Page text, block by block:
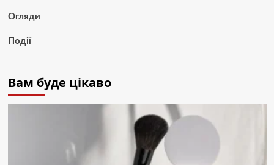
Огляди
Події
Вам буде цікаво